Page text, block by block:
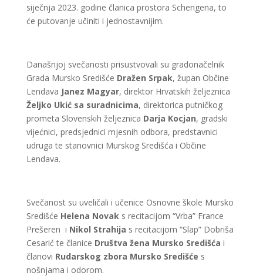
siječnja 2023. godine članica prostora Schengena, to
će putovanje učiniti i jednostavnijim.
Današnjoj svečanosti prisustvovali su gradonačelnik
Grada Mursko Središće Dražen Srpak, župan Občine
Lendava Janez Magyar, direktor Hrvatskih željeznica
Željko Ukić sa suradnicima, direktorica putničkog
prometa Slovenskih željeznica Darja Kocjan, gradski
vijećnici, predsjednici mjesnih odbora, predstavnici
udruga te stanovnici Murskog Središća i Občine
Lendava.
Svečanost su uveličali i učenice Osnovne škole Mursko
Središće Helena Novaks recitacijom “Vrba” France
Prešeren i Nikol Strahija s recitacijom “Slap” Dobriša
Cesarić te članice Društva žena Mursko Središća i
članovi Rudarskog zbora Mursko Središće s
nošnjama i odorom.